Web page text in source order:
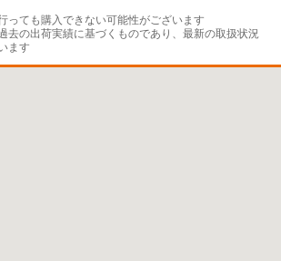
っても購入できない可能性がございます
去の出荷実績に基づくものであり、最新の取扱状況
ます